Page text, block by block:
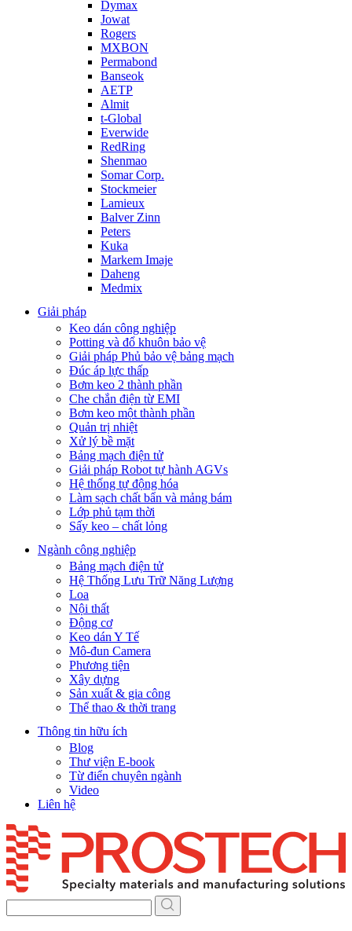
Dymax
Jowat
Rogers
MXBON
Permabond
Banseok
AETP
Almit
t-Global
Everwide
RedRing
Shenmao
Somar Corp.
Stockmeier
Lamieux
Balver Zinn
Peters
Kuka
Markem Imaje
Daheng
Medmix
Giải pháp
Keo dán công nghiệp
Potting và đổ khuôn bảo vệ
Giải pháp Phủ bảo vệ bảng mạch
Đúc áp lực thấp
Bơm keo 2 thành phần
Che chắn điện từ EMI
Bơm keo một thành phần
Quản trị nhiệt
Xử lý bề mặt
Bảng mạch điện tử
Giải pháp Robot tự hành AGVs
Hệ thống tự động hóa
Làm sạch chất bẩn và mảng bám
Lớp phủ tạm thời
Sấy keo – chất lỏng
Ngành công nghiệp
Bảng mạch điện tử
Hệ Thống Lưu Trữ Năng Lượng
Loa
Nội thất
Động cơ
Keo dán Y Tế
Mô-đun Camera
Phương tiện
Xây dựng
Sản xuất & gia công
Thể thao & thời trang
Thông tin hữu ích
Blog
Thư viện E-book
Từ điển chuyên ngành
Video
Liên hệ
Skip
to
content